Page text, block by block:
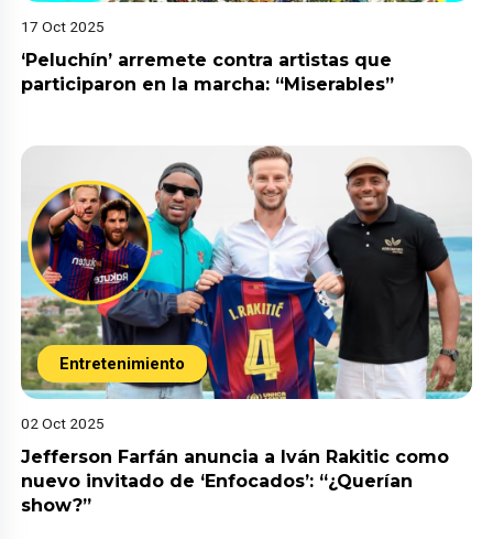
17 Oct 2025
‘Peluchín’ arremete contra artistas que
participaron en la marcha: “Miserables”
Entretenimiento
02 Oct 2025
Jefferson Farfán anuncia a Iván Rakitic como
nuevo invitado de ‘Enfocados’: “¿Querían
show?”